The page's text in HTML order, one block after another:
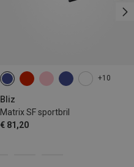
+10
Bliz
Matrix SF sportbril
€ 81,20